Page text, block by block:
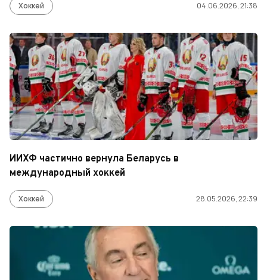
Хоккей 04.06.2026, 21:38
ИИХФ частично вернула Беларусь в
международный хоккей
Хоккей 28.05.2026, 22:39